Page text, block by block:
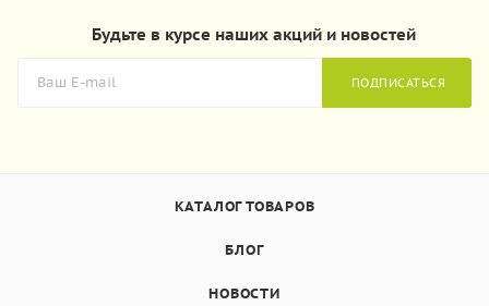
Будьте в курсе наших акций и новостей
ПОДПИСАТЬСЯ
КАТАЛОГ ТОВАРОВ
БЛОГ
НОВОСТИ